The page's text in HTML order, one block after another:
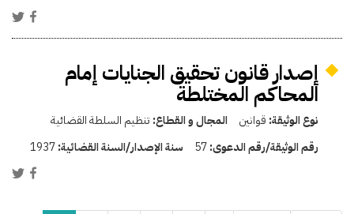
إصدار قانون تحقيق الجنايات إمام
المحاكم المختلطة
نوع الوثيقة: قوانين المجال و القطاع: تنظيم السلطة القضائية
رقم الوثيقة/رقم الدعوى:57 سنة الإصدار/السنة القضائية:1937